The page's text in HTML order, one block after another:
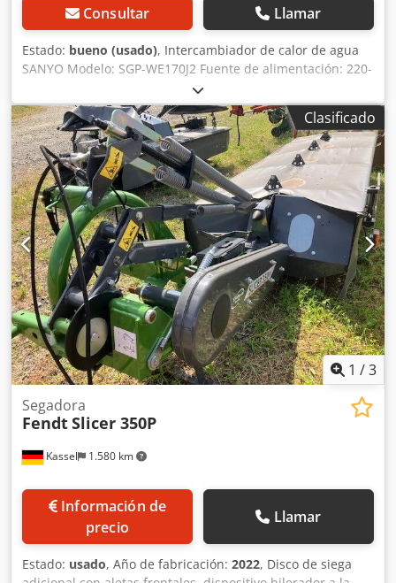
Consultar Llamar
Estado: bueno (usado), Intercambiador de calor de agua
SANYO Modelo: SGP-WE170J2 Fuente de alimentación: 220-
240 V CA, 1 fase, 50 Hz Potencia eléctrica máxima: 9 kW,
0,05 A (funcionamiento continuo) Protección del
dispositivo: IP24 Capacidad de refrigeración: 50 kW Croded
Tlixopfx Amhjf Capacidad de calefacción: 60 kW Aporte de
calor (HS) (refrigeración): 43,5 kW Aporte de calor (HS)
(calefacción): 46 kW Refrigerante: R407C Presión de diseño
lado de alta presión: 30 bares Presión de diseño lado de
baja presión: 16 bares Si necesita más información,
¡estamos aquí para ayudarle! Póngase en contacto con
nosotros a través del formulario o llámenos. Su anuncio ha
sido traducido automáticamente. Pueden existir errores de
traducción.
Clasificado
1 /3
Kassel 1.580 km
Segadora
FendtSlicer 350P
Información de
precio
Llamar
Estado: usado, Año de fabricación: 2022, Disco de siega